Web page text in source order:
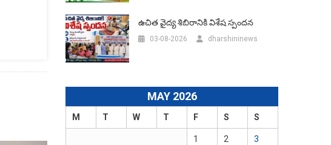
ఉచిత వైద్య శిబిరానికి విశేష స్పందన
03-08-2026 dharshininews
MAY 2026
M T W T F S S
1 2 3